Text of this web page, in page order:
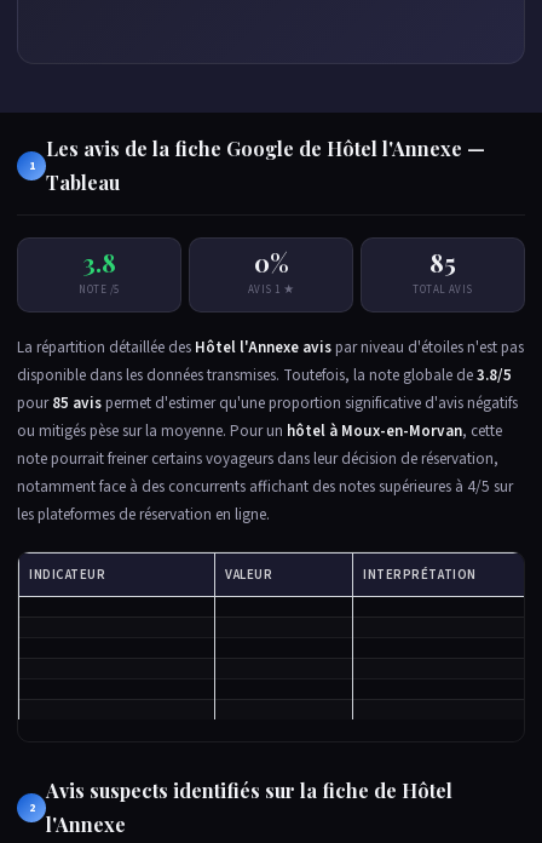
1
Les avis de la fiche Google de Hôtel l'Annexe —
Tableau
3.8
NOTE /5
0%
AVIS 1 ★
85
TOTAL AVIS
La répartition détaillée des Hôtel l'Annexe avis par niveau d'étoiles n'est pas
disponible dans les données transmises. Toutefois, la note globale de3.8/5
pour85 avis permet d'estimer qu'une proportion significative d'avis négatifs
ou mitigés pèse sur la moyenne. Pour un hôtel à Moux-en-Morvan, cette
note pourrait freiner certains voyageurs dans leur décision de réservation,
notamment face à des concurrents affichant des notes supérieures à 4/5 sur
les plateformes de réservation en ligne.
INDICATEUR VALEUR INTERPRÉTATION
2
Avis suspects identifiés sur la fiche de Hôtel
l'Annexe